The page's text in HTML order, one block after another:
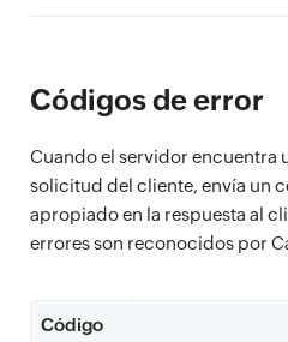
Códigos de error
Cuando el servidor encuentra
solicitud del cliente, envía un
apropiado en la respuesta al
errores son reconocidos por
Código